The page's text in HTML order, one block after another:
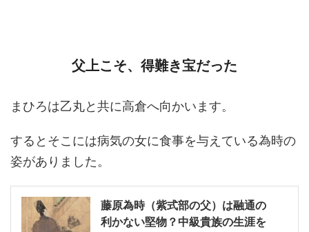
父上こそ、得難き宝だった
まひろは乙丸と共に高倉へ向かいます。
するとそこには病気の女に食事を与えている為時の
姿がありました。
藤原為時（紫式部の父）は融通の
利かない堅物？中級貴族の生涯を